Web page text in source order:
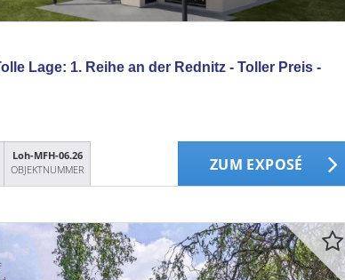
Lage: 1. Reihe an der Rednitz - Toller Preis -
Loh-MFH-06.26
OBJEKTNUMMER
ZUM EXPOSÉ